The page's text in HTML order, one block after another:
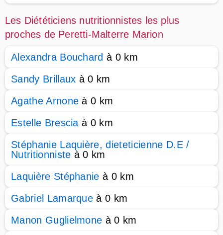
Les Diététiciens nutritionnistes les plus
proches de Peretti-Malterre Marion
Alexandra Bouchard à 0 km
Sandy Brillaux à 0 km
Agathe Arnone à 0 km
Estelle Brescia à 0 km
Stéphanie Laquière, dieteticienne D.E /
Nutritionniste à 0 km
Laquière Stéphanie à 0 km
Gabriel Lamarque à 0 km
Manon Guglielmone à 0 km